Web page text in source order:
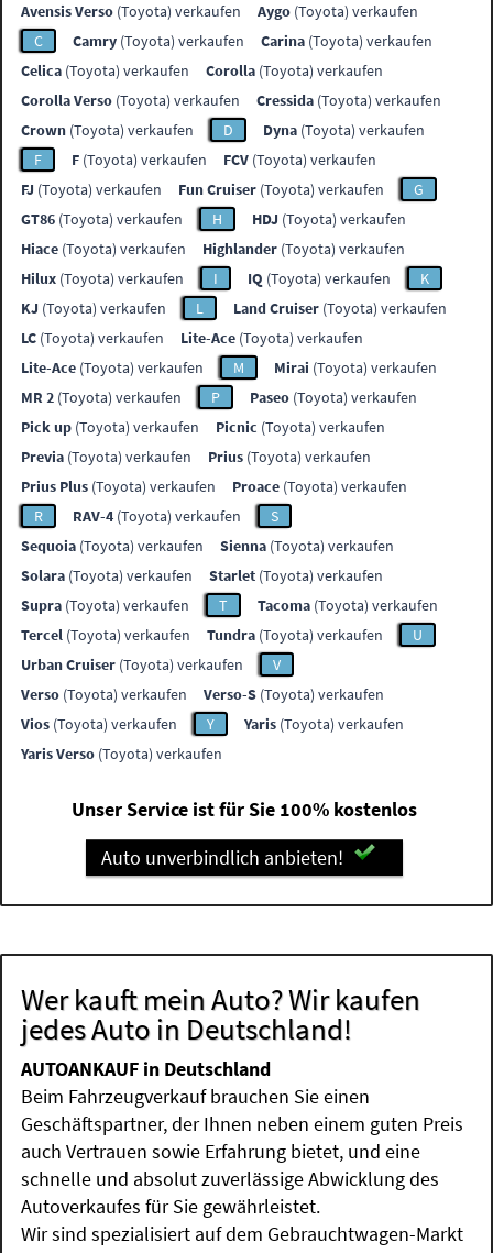
Avensis Verso (Toyota) verkaufen Aygo (Toyota) verkaufen
C
Camry (Toyota) verkaufen Carina (Toyota) verkaufen
Celica (Toyota) verkaufen Corolla (Toyota) verkaufen
Corolla Verso (Toyota) verkaufen Cressida (Toyota) verkaufen
Crown (Toyota) verkaufen D Dyna (Toyota) verkaufen
F
F (Toyota) verkaufen FCV (Toyota) verkaufen
FJ (Toyota) verkaufen Fun Cruiser (Toyota) verkaufen
G
GT86 (Toyota) verkaufen H HDJ (Toyota) verkaufen
Hiace (Toyota) verkaufen Highlander (Toyota) verkaufen
Hilux (Toyota) verkaufen I IQ (Toyota) verkaufen
K
KJ (Toyota) verkaufen L Land Cruiser (Toyota) verkaufen
LC (Toyota) verkaufen Lite-Ace (Toyota) verkaufen
Lite-Ace (Toyota) verkaufen M Mirai (Toyota) verkaufen
MR 2 (Toyota) verkaufen P Paseo (Toyota) verkaufen
Pick up (Toyota) verkaufen Picnic (Toyota) verkaufen
Previa (Toyota) verkaufen Prius (Toyota) verkaufen
Prius Plus (Toyota) verkaufen Proace (Toyota) verkaufen
R
RAV-4 (Toyota) verkaufen
S
Sequoia (Toyota) verkaufen Sienna (Toyota) verkaufen
Solara (Toyota) verkaufen Starlet (Toyota) verkaufen
Supra (Toyota) verkaufen T Tacoma (Toyota) verkaufen
Tercel (Toyota) verkaufen Tundra (Toyota) verkaufen
U
Urban Cruiser (Toyota) verkaufen
V
Verso (Toyota) verkaufen Verso-S (Toyota) verkaufen
Vios (Toyota) verkaufen Y Yaris (Toyota) verkaufen
Yaris Verso (Toyota) verkaufen
Unser Service ist für Sie 100% kostenlos
Auto unverbindlich anbieten!
Wer kauft mein Auto? Wir kaufen
jedes Auto in Deutschland!
AUTOANKAUF in Deutschland
Beim Fahrzeugverkauf brauchen Sie einen
Geschäftspartner, der Ihnen neben einem guten Preis
auch Vertrauen sowie Erfahrung bietet, und eine
schnelle und absolut zuverlässige Abwicklung des
Autoverkaufes für Sie gewährleistet.
Wir sind spezialisiert auf dem Gebrauchtwagen-Markt